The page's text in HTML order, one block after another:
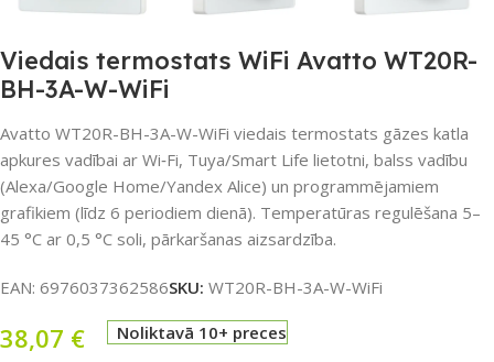
Viedais termostats WiFi Avatto WT20R-
BH-3A-W-WiFi
Avatto WT20R-BH-3A-W-WiFi viedais termostats gāzes katla
apkures vadībai ar Wi‑Fi, Tuya/Smart Life lietotni, balss vadību
(Alexa/Google Home/Yandex Alice) un programmējamiem
grafikiem (līdz 6 periodiem dienā). Temperatūras regulēšana 5–
45 °C ar 0,5 °C soli, pārkaršanas aizsardzība.
EAN: 6976037362586SKU: WT20R-BH-3A-W-WiFi
38,07 € Noliktavā 10+ preces